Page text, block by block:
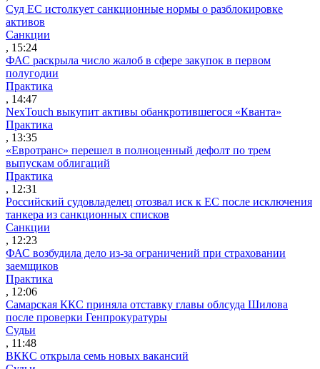
Суд ЕС истолкует санкционные нормы о разблокировке
активов
Санкции
, 15:24
ФАС раскрыла число жалоб в сфере закупок в первом
полугодии
Практика
, 14:47
NexTouch выкупит активы обанкротившегося «Кванта»
Практика
, 13:35
«Евротранс» перешел в полноценный дефолт по трем
выпускам облигаций
Практика
, 12:31
Российский судовладелец отозвал иск к ЕС после исключения
танкера из санкционных списков
Санкции
, 12:23
ФАС возбудила дело из-за ограничений при страховании
заемщиков
Практика
, 12:06
Самарская ККС приняла отставку главы облсуда Шилова
после проверки Генпрокуратуры
Судьи
, 11:48
ВККС открыла семь новых вакансий